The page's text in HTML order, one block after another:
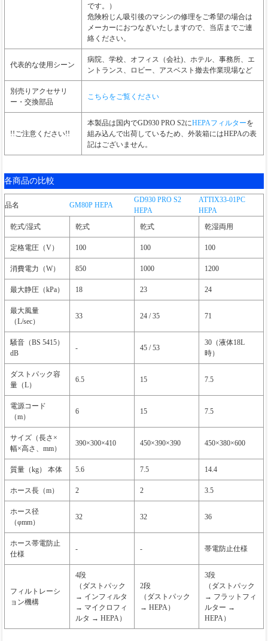
です。）
危険粉じん吸引後のマシンの修理をご希望の場合は
メーカーにおつなぎいたしますので、当店までご連
絡ください。
代表的な使用シーン
病院、学校、オフィス（会社)、ホテル、事務所、エ
ントランス、ロビー、アスベスト撤去作業現場など
別売りアクセサリ
ー・交換部品
こちらをご覧ください
!!ご注意ください!!
本製品は国内でGD930 PRO S2にHEPAフィルターを
組み込んで出荷しているため、外装箱にはHEPAの表
記はございません。
各商品の比較
品名 GM80P HEPA
GD930 PRO S2
HEPA
ATTIX33-01PC
HEPA
乾式/湿式
乾式 乾式 乾湿両用
定格電圧（V） 100 100 100
消費電力（W） 850 1000 1200
最大静圧（kPa） 18 23 24
最大風量
（L/sec）
33 24 / 35 71
騒音（BS 5415）
dB
- 45 / 53
30（液体18L
時）
ダストパック容
量（L）
6.5 15 7.5
電源コード
（m）
6 15 7.5
サイズ（長さ×
幅×高さ、mm）
390×300×410 450×390×390 450×380×600
質量（kg） 本体 5.6 7.5 14.4
ホース長（m） 2 2 3.5
ホース径
（φmm）
32 32 36
ホース帯電防止
仕様
- - 帯電防止仕様
フィルトレーシ
ョン機構
4段
（ダストパック
→ インフィルタ
→ マイクロフィ
ルタ → HEPA）
2段
（ダストパック
→ HEPA）
3段
（ダストパック
→ フラットフィ
ルター →
HEPA）